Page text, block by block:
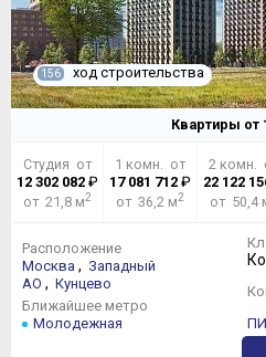
156 ход строительства
Квартиры от
Студия от
12 302 082₽
от 21,8 м2
1 комн. от
17 081 712 ₽
от 36,2 м2
2 комн.
22 122
от 50,4
Расположение
Москва , Западный
АО , Кунцево
Ближайшее метро
Молодежная